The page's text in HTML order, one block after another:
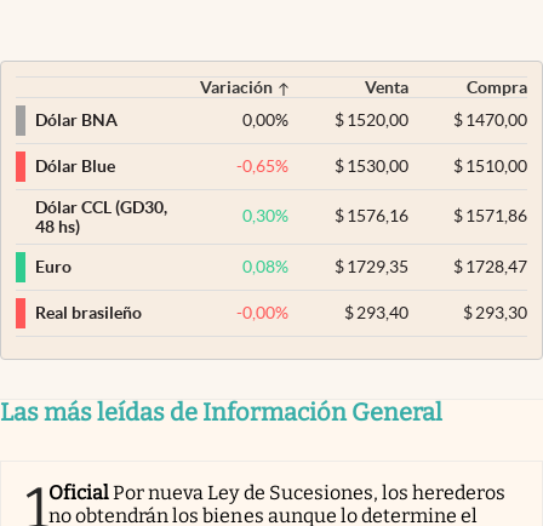
Variación Venta
Compra
Dólar BNA
0,00% $ 1520,00 $1470,00
Dólar Blue -0,65% $ 1530,00 $1510,00
Dólar CCL (GD30,
48 hs)
0,30% $ 1576,16 $1571,86
Euro 0,08% $ 1729,35 $1728,47
Real brasileño -0,00% $ 293,40 $293,30
Las más leídas de Información General
1OficialPor nueva Ley de Sucesiones, los herederos
no obtendrán los bienes aunque lo determine el